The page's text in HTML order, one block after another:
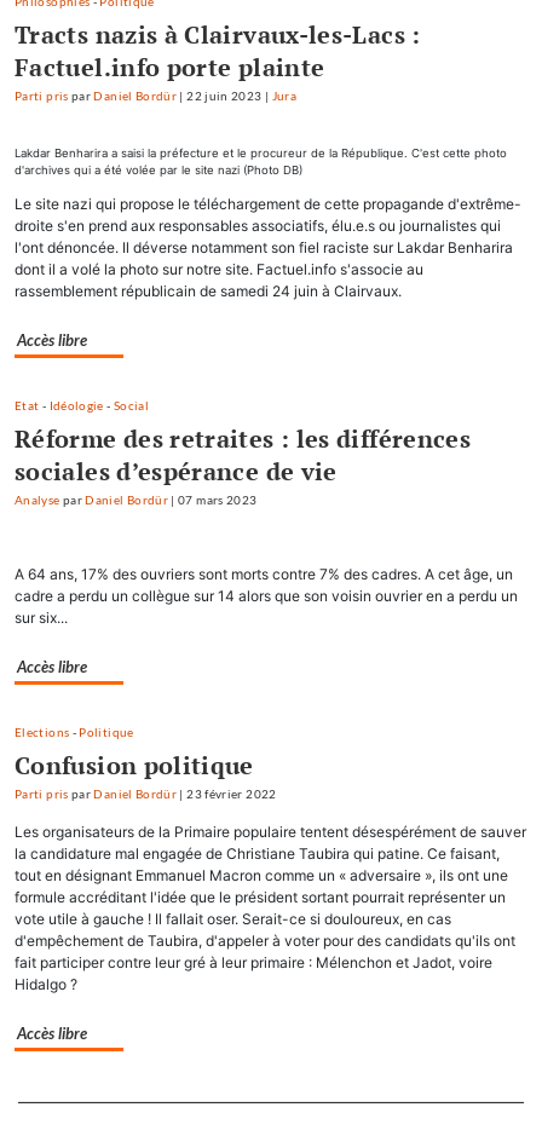
Tracts nazis à Clairvaux-les-Lacs :
Factuel.info porte plainte
Parti pris parDaniel Bordür |22 juin 2023 | Jura
Lakdar Benharira a saisi la préfecture et le procureur de la République. C'est cette photo
d'archives qui a été volée par le site nazi (Photo DB)
Le site nazi qui propose le téléchargement de cette propagande d'extrême-
droite s'en prend aux responsables associatifs, élu.e.s ou journalistes qui
l'ont dénoncée. Il déverse notamment son fiel raciste sur Lakdar Benharira
dont il a volé la photo sur notre site. Factuel.info s'associe au
rassemblement républicain de samedi 24 juin à Clairvaux.
Accès libre
Etat - Idéologie - Social
Réforme des retraites : les différences
sociales d’espérance de vie
Analyse parDaniel Bordür |07 mars 2023
A 64 ans, 17% des ouvriers sont morts contre 7% des cadres. A cet âge, un
cadre a perdu un collègue sur 14 alors que son voisin ouvrier en a perdu un
sur six...
Accès libre
Elections - Politique
Confusion politique
Parti pris parDaniel Bordür |23 février 2022
Les organisateurs de la Primaire populaire tentent désespérément de sauver
la candidature mal engagée de Christiane Taubira qui patine. Ce faisant,
tout en désignant Emmanuel Macron comme un « adversaire », ils ont une
formule accréditant l'idée que le président sortant pourrait représenter un
vote utile à gauche ! Il fallait oser. Serait-ce si douloureux, en cas
d'empêchement de Taubira, d'appeler à voter pour des candidats qu'ils ont
fait participer contre leur gré à leur primaire : Mélenchon et Jadot, voire
Hidalgo ?
Accès libre